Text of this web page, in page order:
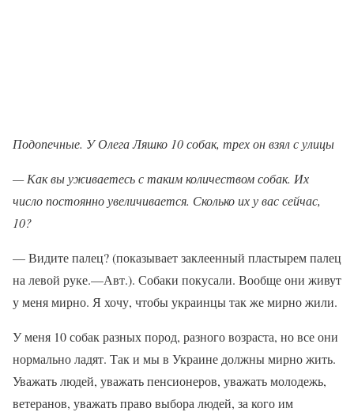
Подопечные. У Олега Ляшко 10 собак, трех он взял с улицы
— Как вы уживаетесь с таким количеством собак. Их
число постоянно увеличивается. Сколько их у вас сейчас,
10?
— Видите палец? (показывает заклеенный пластырем палец
на левой руке.—Авт.). Собаки покусали. Вообще они живут
у меня мирно. Я хочу, чтобы украинцы так же мирно жили.
У меня 10 собак разных пород, разного возраста, но все они
нормально ладят. Так и мы в Украине должны мирно жить.
Уважать людей, уважать пенсионеров, уважать молодежь,
ветеранов, уважать право выбора людей, за кого им